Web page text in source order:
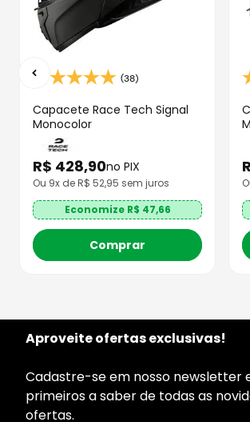
(38)
Capacete Race Tech Signal
Monocolor
R$ 428,90no PIX
Ou 9x de R$ 52,95 sem juros
Economize R$ 47,66
Comprar
Aproveite ofertas exclusivas!
Cadastre-se em nosso newsletter
primeiros a saber de todas as
ofertas.